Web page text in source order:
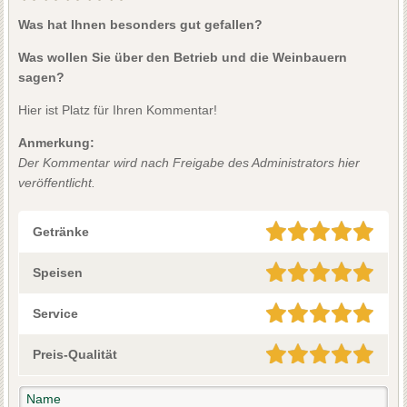
Was hat Ihnen besonders gut gefallen?
Was wollen Sie über den Betrieb und die Weinbauern
sagen?
Hier ist Platz für Ihren Kommentar!
Anmerkung:
Der Kommentar wird nach Freigabe des Administrators hier
veröffentlicht.
Getränke
Speisen
Service
Preis-Qualität